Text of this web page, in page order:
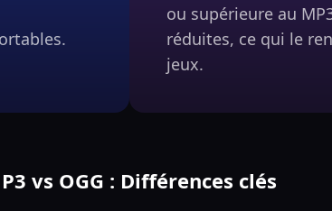
ou supérieure au
réduites, ce qui le
jeux.
vs OGG : Différences clés